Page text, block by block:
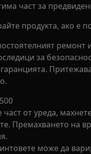
част за
продукта, ако е
за
от уреда,
Премахването на
може да